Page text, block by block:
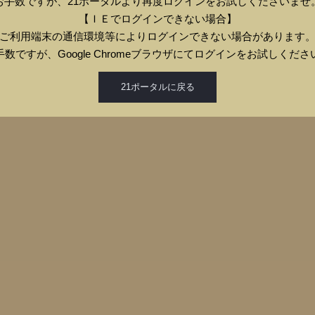
【ＩＥでログインできない場合】
ご利用端末の通信環境等によりログインできない場合があります。
数ですが、Google Chromeブラウザにてログインをお試しくださ
21ポータルに戻る